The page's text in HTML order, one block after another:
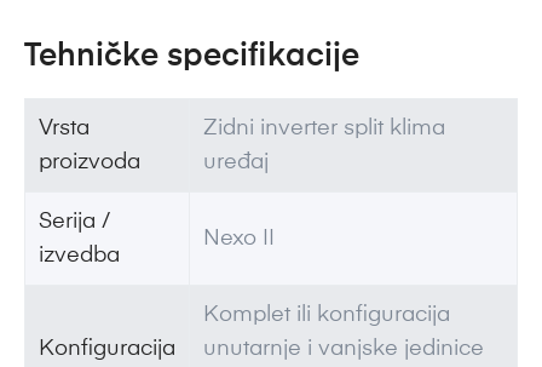
Tehničke specifikacije
Vrsta
proizvoda
Zidni inverter split klima
uređaj
Serija /
izvedba
Nexo II
Konfiguracija
Komplet ili konfiguracija
unutarnje i vanjske jedinice